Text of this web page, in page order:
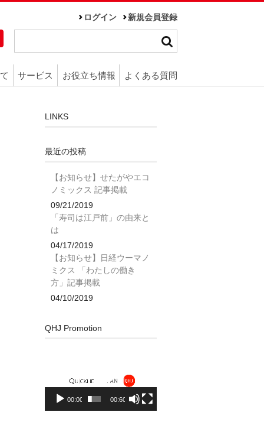
ログイン 新規会員登録
サービス お役立ち情報 よくある質問
LINKS
最近の投稿
【お知らせ】せたがやエコ
ノミックス 記事掲載
09/21/2019
「寿司は江戸前」の由来と
は
04/17/2019
【お知らせ】日経ウーマノ
ミクス 「わたしの働き
方」記事掲載
04/10/2019
QHJ Promotion
レ
00:00 00:60